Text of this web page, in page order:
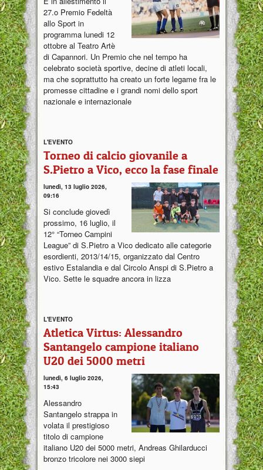
27.o Premio Fedeltà
allo Sport in
programma lunedi 12
ottobre al Teatro Artè
di Capannori. Un Premio che nel tempo ha
celebrato società sportive, decine di atleti locali,
ma che soprattutto ha creato un forte legame fra le
promesse cittadine e i grandi nomi dello sport
nazionale e internazionale
L'EVENTO
Torneo di calcio giovanile a
S.Pietro a Vico, ecco la fase finale
lunedì, 13 luglio 2026,
09:16
Si conclude giovedì
prossimo, 16 luglio, il
12° “Torneo Campini
League” di S.Pietro a Vico dedicato alle categorie
esordienti, 2013/14/15, organizzato dal Centro
estivo Estalandia e dal Circolo Anspi di S.Pietro a
Vico. Sette le squadre ancora in lizza
L'EVENTO
Atletica Virtus: Alessandro
Santangelo campione italiano
U20 dei 5000 metri
lunedì, 6 luglio 2026,
15:43
Alessandro
Santangelo strappa in
volata il prestigioso
titolo di campione
italiano U20 dei 5000 metri, Andreas Ghilarducci
bronzo tricolore nei 3000 siepi